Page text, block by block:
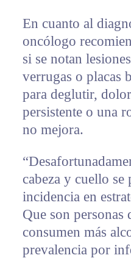
En cuanto al
oncólogo
si se notan
verrugas o placas
para deglutir,
persistente o una
no mejora.
cabeza y cuello se
incidencia en
Que son personas
consumen más
prevalencia por